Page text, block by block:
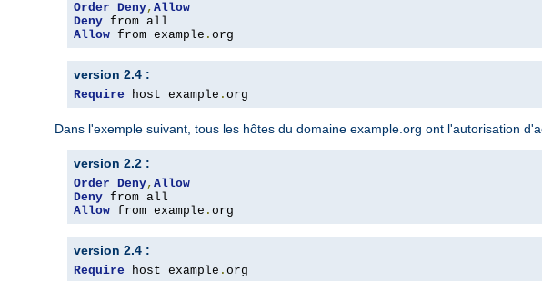
Order Deny, Allow
Deny
Allow from example . org
version 2.4 :
Require host example . org
Dans l'exemple suivant, tous les hôtes du domaine example.org ont l'autorisation
version 2.2 :
Order Deny, Allow
Deny
Allow from example . org
version 2.4 :
Require host example . org